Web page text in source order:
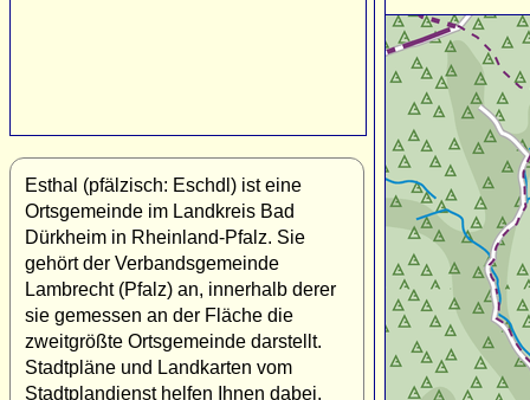
Esthal (pfälzisch: Eschdl) ist eine
Ortsgemeinde im Landkreis Bad
Dürkheim in Rheinland-Pfalz. Sie
gehört der Verbandsgemeinde
Lambrecht (Pfalz) an, innerhalb derer
sie gemessen an der Fläche die
zweitgrößte Ortsgemeinde darstellt.
Stadtpläne und Landkarten vom
Stadtplandienst helfen Ihnen dabei,